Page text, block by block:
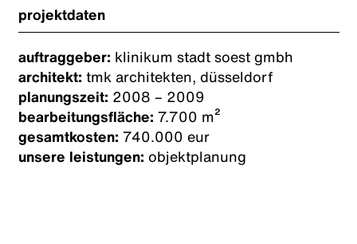
projektdaten
auftraggeber: klinikum stadt soest gmbh
architekt: tmk architekten, düsseldorf
planungszeit: 2008 – 2009
bearbeitungsfläche: 7.700 m²
gesamtkosten: 740.000 eur
unsere leistungen: objektplanung